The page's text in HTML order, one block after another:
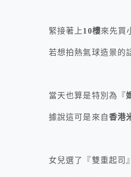
緊接著上 10樓來先買
若想拍熱氣球造景的
當天也算是特別為『
據說這可是來自香港
女兒選了『雙重起司